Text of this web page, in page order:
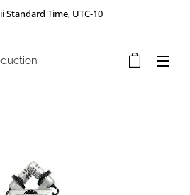
Standard Time, UTC-10